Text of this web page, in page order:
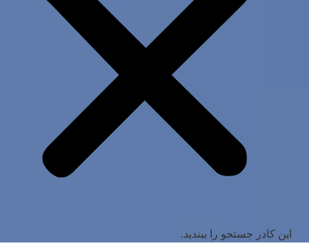
این کادر جستجو را ببندید.